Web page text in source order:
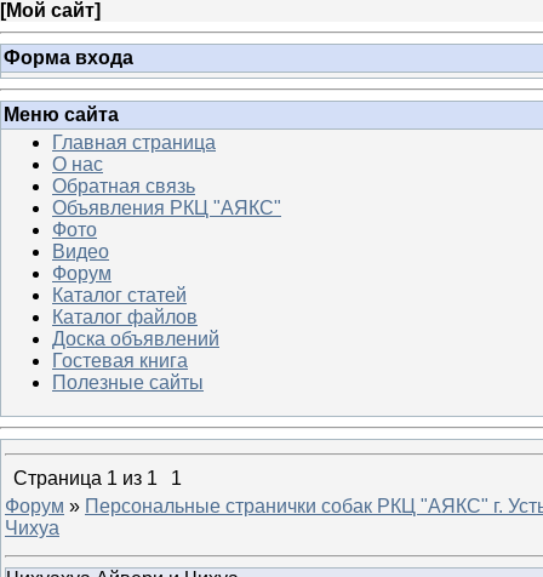
[Мой сайт]
Форма входа
Меню сайта
Главная страница
О нас
Обратная связь
Объявления РКЦ "АЯКС"
Фото
Видео
Форум
Каталог статей
Каталог файлов
Доска объявлений
Гостевая книга
Полезные сайты
Страница 1 из 1
1
Форум » Персональные странички собак РКЦ "АЯКС" г.
Чихуа